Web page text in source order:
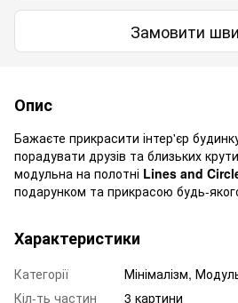
Замовити
Опис
Бажаєте прикрасити інтер'єр
порадувати друзів та близьких
модульна на полотні Lines and
подарунком та прикрасою будь-
Характеристики
Категорії
Мінімалізм,
Кіл-ть частин
3 картини